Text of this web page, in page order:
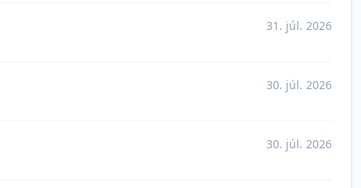
31. júl. 2026
30. júl. 2026
30. júl. 2026